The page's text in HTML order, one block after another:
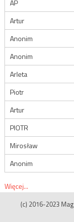
AP
Artur
Anonim
Anonim
Arleta
Piotr
Artur
PIOTR
Mirosław
Anonim
Więcej...
(c) 2016-2023